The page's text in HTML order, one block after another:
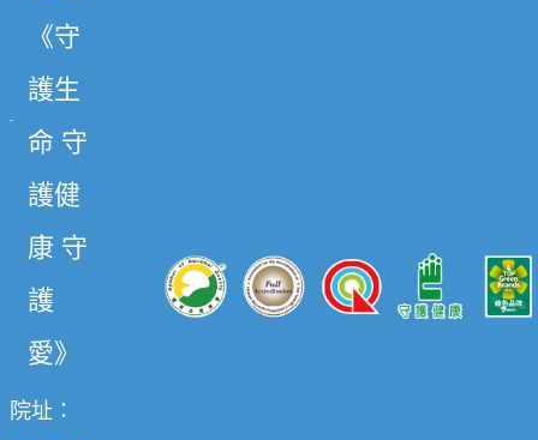
《守
護生
命 守
護健
康 守
護
愛》
院址：